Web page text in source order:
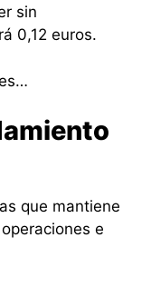
sin
0,12 euros.
que mantiene
e